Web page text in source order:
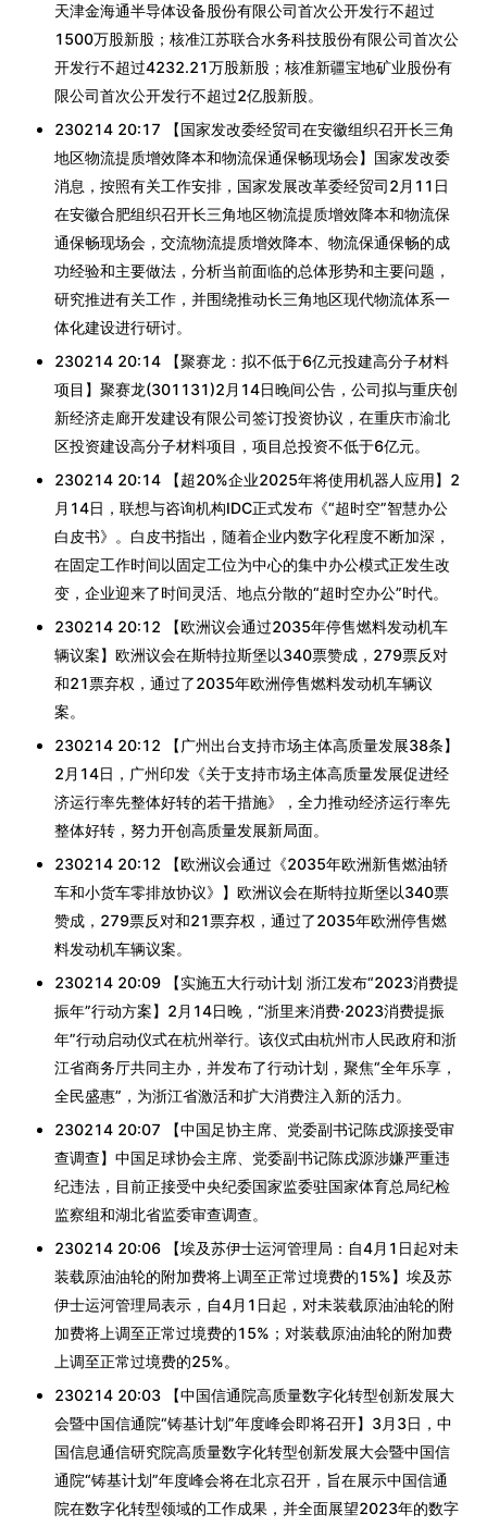
天津金海通半导体设备股份有限公司首次公开发行不超过
1500万股新股；核准江苏联合水务科技股份有限公司首次公
开发行不超过4232.21万股新股；核准新疆宝地矿业股份有
限公司首次公开发行不超过2亿股新股。
230214 20:17 【国家发改委经贸司在安徽组织召开长三角
地区物流提质增效降本和物流保通保畅现场会】国家发改委
消息，按照有关工作安排，国家发展改革委经贸司2月11日
在安徽合肥组织召开长三角地区物流提质增效降本和物流保
通保畅现场会，交流物流提质增效降本、物流保通保畅的成
功经验和主要做法，分析当前面临的总体形势和主要问题，
研究推进有关工作，并围绕推动长三角地区现代物流体系一
体化建设进行研讨。
230214 20:14 【聚赛龙：拟不低于6亿元投建高分子材料
项目】聚赛龙(301131)2月14日晚间公告，公司拟与重庆创
新经济走廊开发建设有限公司签订投资协议，在重庆市渝北
区投资建设高分子材料项目，项目总投资不低于6亿元。
230214 20:14 【超20%企业2025年将使用机器人应用】2
月14日，联想与咨询机构IDC正式发布《“超时空”智慧办公
白皮书》。白皮书指出，随着企业内数字化程度不断加深，
在固定工作时间以固定工位为中心的集中办公模式正发生改
变，企业迎来了时间灵活、地点分散的“超时空办公”时代。
230214 20:12 【欧洲议会通过2035年停售燃料发动机车
辆议案】欧洲议会在斯特拉斯堡以340票赞成，279票反对
和21票弃权，通过了2035年欧洲停售燃料发动机车辆议
案。
230214 20:12 【广州出台支持市场主体高质量发展38条】
2月14日，广州印发《关于支持市场主体高质量发展促进经
济运行率先整体好转的若干措施》，全力推动经济运行率先
整体好转，努力开创高质量发展新局面。
230214 20:12 【欧洲议会通过《2035年欧洲新售燃油轿
车和小货车零排放协议》】欧洲议会在斯特拉斯堡以340票
赞成，279票反对和21票弃权，通过了2035年欧洲停售燃
料发动机车辆议案。
230214 20:09 【实施五大行动计划 浙江发布“2023消费提
振年”行动方案】2月14日晚，“浙里来消费·2023消费提振
年”行动启动仪式在杭州举行。该仪式由杭州市人民政府和浙
江省商务厅共同主办，并发布了行动计划，聚焦“全年乐享，
全民盛惠”，为浙江省激活和扩大消费注入新的活力。
230214 20:07 【中国足协主席、党委副书记陈戌源接受审
查调查】中国足球协会主席、党委副书记陈戌源涉嫌严重违
纪违法，目前正接受中央纪委国家监委驻国家体育总局纪检
监察组和湖北省监委审查调查。
230214 20:06 【埃及苏伊士运河管理局：自4月1日起对未
装载原油油轮的附加费将上调至正常过境费的15%】埃及苏
伊士运河管理局表示，自4月1日起，对未装载原油油轮的附
加费将上调至正常过境费的15%；对装载原油油轮的附加费
上调至正常过境费的25%。
230214 20:03 【中国信通院高质量数字化转型创新发展大
会暨中国信通院“铸基计划”年度峰会即将召开】3月3日，中
国信息通信研究院高质量数字化转型创新发展大会暨中国信
通院“铸基计划”年度峰会将在北京召开，旨在展示中国信通
院在数字化转型领域的工作成果，并全面展望2023年的数字